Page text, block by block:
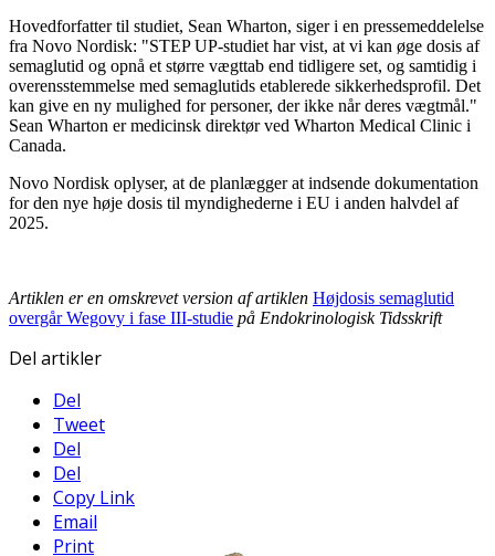
Hovedforfatter til studiet, Sean Wharton, siger i en pressemeddelelse
fra Novo Nordisk: "STEP UP-studiet har vist, at vi kan øge dosis af
semaglutid og opnå et større vægttab end tidligere set, og samtidig i
overensstemmelse med semaglutids etablerede sikkerhedsprofil. Det
kan give en ny mulighed for personer, der ikke når deres vægtmål."
Sean Wharton er medicinsk direktør ved Wharton Medical Clinic i
Canada.
Novo Nordisk oplyser, at de planlægger at indsende dokumentation
for den nye høje dosis til myndighederne i EU i anden halvdel af
2025.
Artiklen er en omskrevet version af artiklen Højdosis semaglutid
overgår Wegovy i fase III-studie på Endokrinologisk Tidsskrift
Del artikler
Del
Tweet
Del
Del
Copy Link
Email
Print